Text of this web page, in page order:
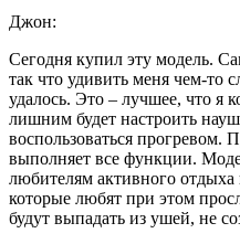
Джон:
Сегодня купил эту модель.
так что удивить меня чем-то
удалось. Это – лучшее, что я
лишним будет настроить
воспользоваться прогревом.
выполняет все функции.
любителям активного
которые любят при этом
будут выпадать из ушей, не